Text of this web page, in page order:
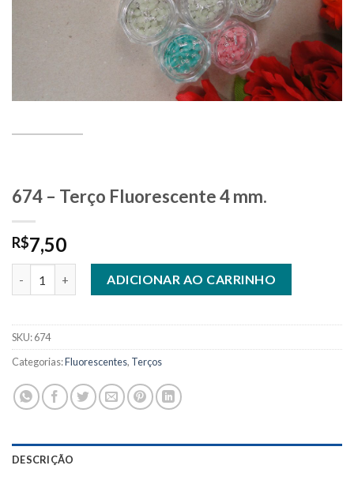
674 – Terço Fluorescente 4 mm.
R$7,50
ADICIONAR AO CARRINHO
SKU:674
Categorias:Fluorescentes, Terços
DESCRIÇÃO